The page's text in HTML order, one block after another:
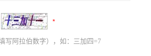
写阿拉伯数字），如：三加四=7